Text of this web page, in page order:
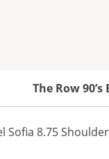
The Row 90’s
Sofia 8.75